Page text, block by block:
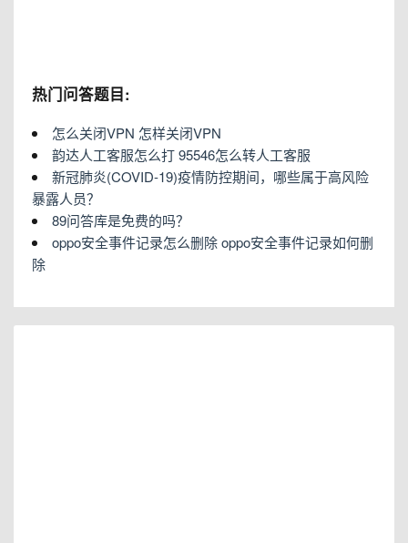
热门问答题目:
怎么关闭VPN 怎样关闭VPN
韵达人工客服怎么打 95546怎么转人工客服
新冠肺炎(COVID-19)疫情防控期间，哪些属于高风险
暴露人员？
89问答库是免费的吗？
oppo安全事件记录怎么删除 oppo安全事件记录如何删
除